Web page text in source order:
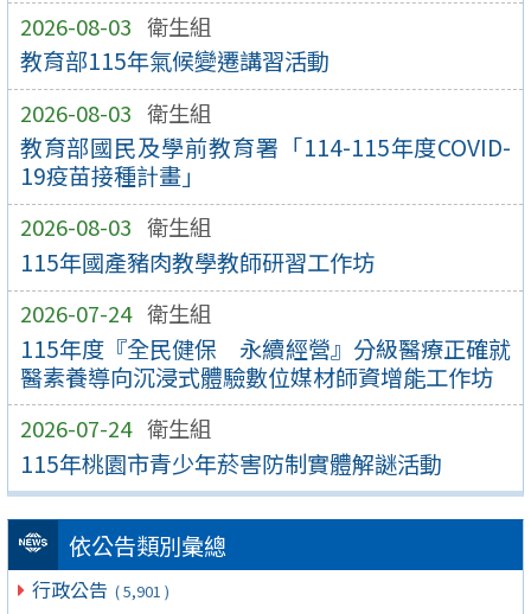
2026-08-03 衛生組
教育部115年氣候變遷講習活動
2026-08-03 衛生組
教育部國民及學前教育署「114-115年度COVID-
19疫苗接種計畫」
2026-08-03 衛生組
115年國產豬肉教學教師研習工作坊
2026-07-24 衛生組
115年度『全民健保 永續經營』分級醫療正確就
醫素養導向沉浸式體驗數位媒材師資增能工作坊
2026-07-24 衛生組
115年桃園市青少年菸害防制實體解謎活動
依公告類別彙總
行政公告 ( 5,901 )